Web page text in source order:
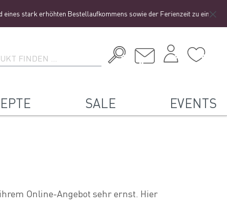
erhöhten Bestellaufkommens sowie der Ferienzeit zu einer etwas
SALE EVENTS
Online-Angebot sehr ernst. Hier